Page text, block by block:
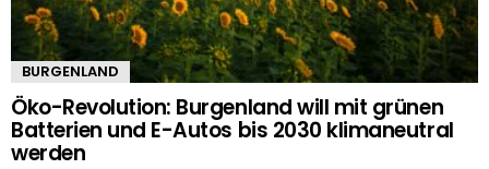
BURGENLAND
Öko-Revolution: Burgenland will mit grünen
Batterien und E-Autos bis 2030 klimaneutral
werden